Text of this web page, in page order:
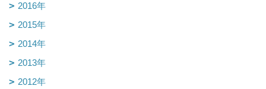
2016年
2015年
2014年
2013年
2012年